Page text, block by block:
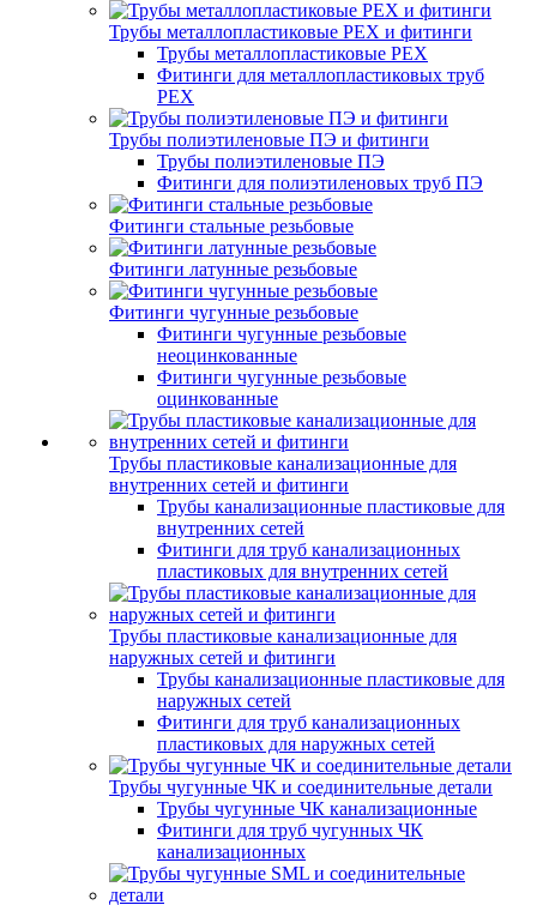
Трубы металлопластиковые PEX и фитинги
Трубы металлопластиковые PEX
Фитинги для металлопластиковых труб
PEX
Трубы полиэтиленовые ПЭ и фитинги
Трубы полиэтиленовые ПЭ
Фитинги для полиэтиленовых труб ПЭ
Фитинги стальные резьбовые
Фитинги латунные резьбовые
Фитинги чугунные резьбовые
Фитинги чугунные резьбовые
неоцинкованные
Фитинги чугунные резьбовые
оцинкованные
Трубы пластиковые канализационные для
внутренних сетей и фитинги
Трубы канализационные пластиковые для
внутренних сетей
Фитинги для труб канализационных
пластиковых для внутренних сетей
Трубы пластиковые канализационные для
наружных сетей и фитинги
Трубы канализационные пластиковые для
наружных сетей
Фитинги для труб канализационных
пластиковых для наружных сетей
Трубы чугунные ЧК и соединительные детали
Трубы чугунные ЧК канализационные
Фитинги для труб чугунных ЧК
канализационных